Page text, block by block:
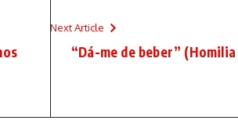
Next Article
“Dá-me de beber”